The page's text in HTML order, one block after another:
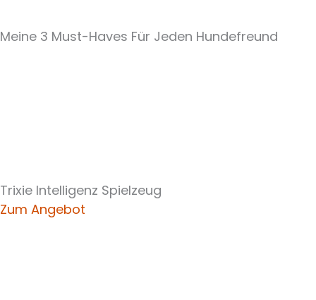
Meine 3 Must-Haves Für Jeden Hundefreund​
Trixie Intelligenz Spielzeug
Zum Angebot